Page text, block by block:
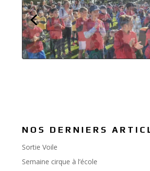
NOS DERNIERS
Sortie Voile
Semaine cirque à l’école